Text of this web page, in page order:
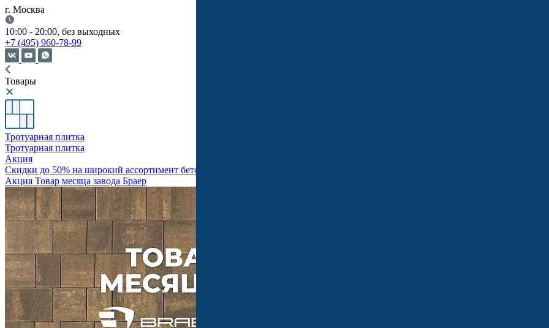
г. Москва
10:00 - 20:00, без выходных
+7 (495) 960-78-99
Товары
Тротуарная плитка
Тротуарная плитка
Акция
Скидки до 50% на широкий ассортимент бетонной продукции завода BRAER!
Акция Товар месяца завода Браер